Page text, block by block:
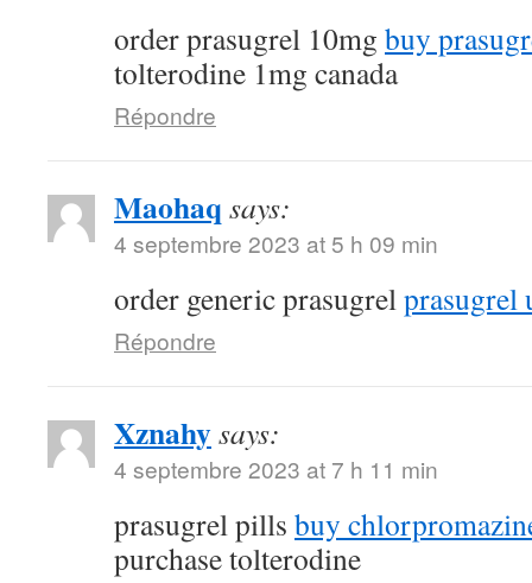
order prasugrel 10mg buy
tolterodine 1mg canada
Répondre
Maohaq says:
4 septembre 2023 at 5 h 09 min
order generic prasugrelprasugrel
Répondre
Xznahysays:
4 septembre 2023 at 7 h 11 min
prasugrel pills buy
purchase tolterodine